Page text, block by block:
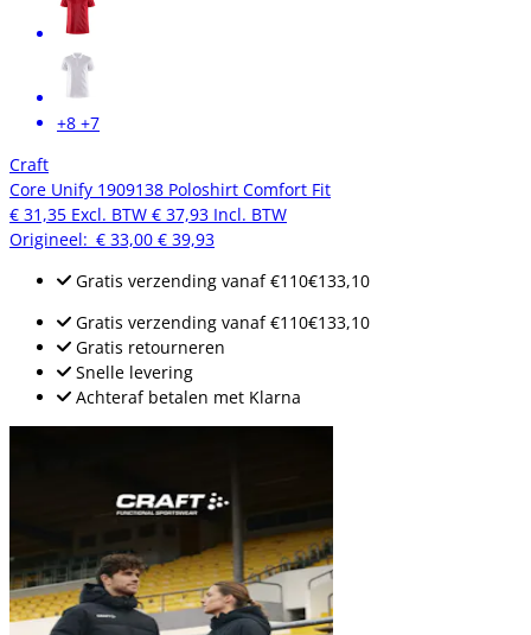
+8 +7
Craft
Core Unify 1909138 Poloshirt Comfort Fit
€ 31,35 Excl. BTW € 37,93 Incl. BTW
Origineel: € 33,00 € 39,93
Gratis verzending vanaf€110€133,10
Gratis verzending vanaf€110€133,10
Gratis retourneren
Snelle levering
Achteraf betalen met Klarna